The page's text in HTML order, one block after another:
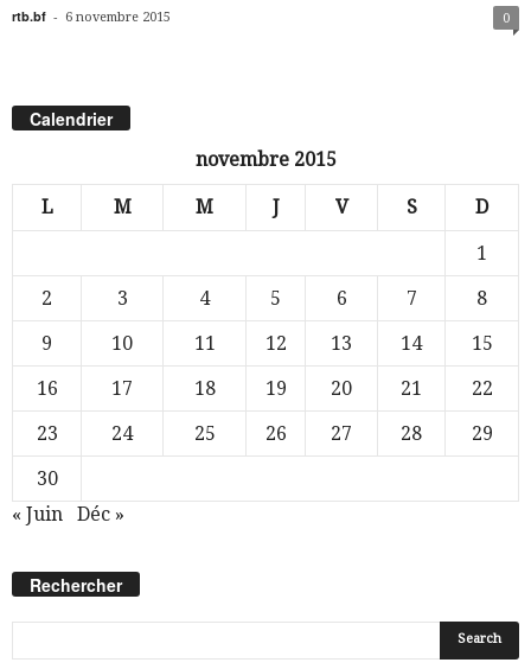
rtb.bf - 6 novembre 2015 0
Calendrier
novembre 2015
L M M J V S D
1
2
3 4 5 6 7
8
9
10 11 12 13 14
15
16
17 18 19 20 21
22
23
24 25 26 27 28
29
30
« Juin
Déc »
Rechercher